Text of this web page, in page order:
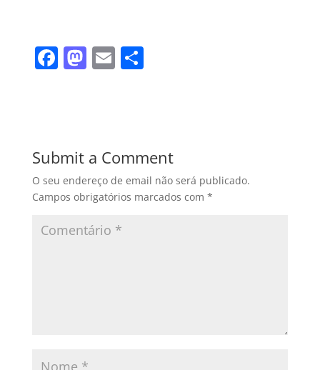
F
b
o
o
M
d
o
n
E S
Submit a Comment
O seu endereço de email não será publicado.
Campos obrigatórios marcados com *